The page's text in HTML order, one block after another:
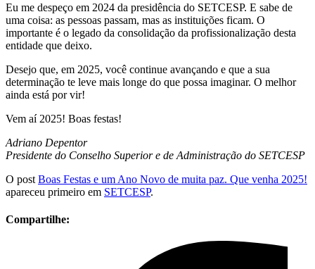
Eu me despeço em 2024 da presidência do SETCESP. E sabe de
uma coisa: as pessoas passam, mas as instituições ficam. O
importante é o legado da consolidação da profissionalização desta
entidade que deixo.
Desejo que, em 2025, você continue avançando e que a sua
determinação te leve mais longe do que possa imaginar. O melhor
ainda está por vir!
Vem aí 2025! Boas festas!
Adriano Depentor
Presidente do Conselho Superior e de Administração do SETCESP
O post Boas Festas e um Ano Novo de muita paz. Que venha 2025!
apareceu primeiro em SETCESP.
Compartilhe: